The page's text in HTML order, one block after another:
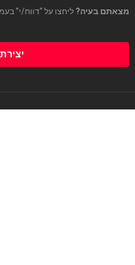
מצאתם בעיה? ליחצו על “דווח/י”